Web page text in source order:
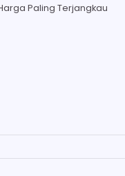
Paling Terjangkau